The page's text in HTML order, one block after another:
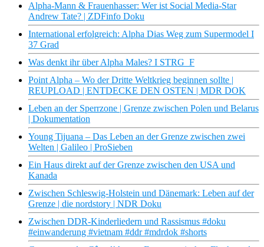
Alpha-Mann & Frauenhasser: Wer ist Social Media-Star
Andrew Tate? | ZDFinfo Doku
International erfolgreich: Alpha Dias Weg zum Supermodel I
37 Grad
Was denkt ihr über Alpha Males? I STRG_F
Point Alpha – Wo der Dritte Weltkrieg beginnen sollte |
REUPLOAD | ENTDECKE DEN OSTEN | MDR DOK
Leben an der Sperrzone | Grenze zwischen Polen und Belarus
| Dokumentation
Young Tijuana – Das Leben an der Grenze zwischen zwei
Welten | Galileo | ProSieben
Ein Haus direkt auf der Grenze zwischen den USA und
Kanada
Zwischen Schleswig-Holstein und Dänemark: Leben auf der
Grenze | die nordstory | NDR Doku
Zwischen DDR-Kinderliedern und Rassismus #doku
#einwanderung #vietnam #ddr #mdrdok #shorts